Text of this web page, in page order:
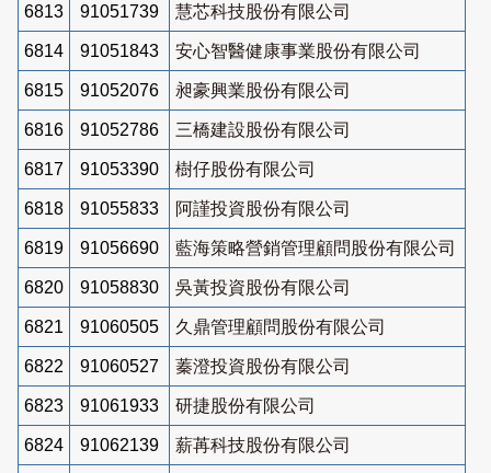
6813 91051739 慧芯科技股份有限公司
6814 91051843 安心智醫健康事業股份有限公司
6815 91052076 昶豪興業股份有限公司
6816 91052786 三橋建設股份有限公司
6817 91053390 樹仔股份有限公司
6818 91055833 阿謹投資股份有限公司
6819 91056690 藍海策略營銷管理顧問股份有限公司
6820 91058830 吳黃投資股份有限公司
6821 91060505 久鼎管理顧問股份有限公司
6822 91060527 蓁澄投資股份有限公司
6823 91061933 研捷股份有限公司
6824 91062139 薪苒科技股份有限公司